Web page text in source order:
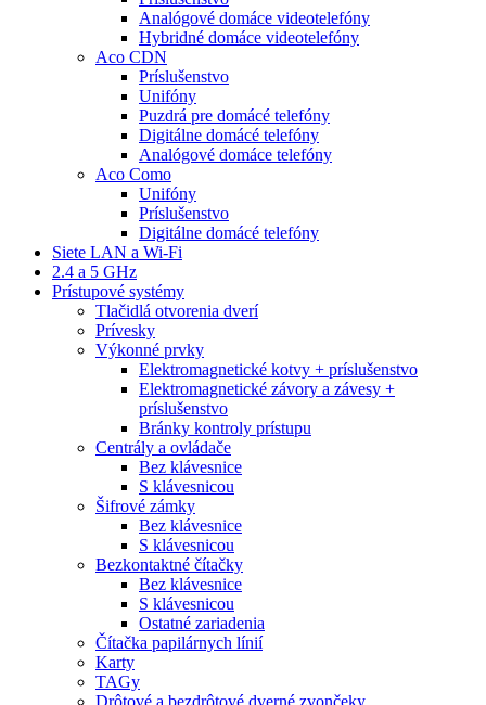
Analógové domáce videotelefóny
Hybridné domáce videotelefóny
Aco CDN
Príslušenstvo
Unifóny
Puzdrá pre domácé telefóny
Digitálne domácé telefóny
Analógové domáce telefóny
Aco Como
Unifóny
Príslušenstvo
Digitálne domácé telefóny
Siete LAN a Wi-Fi
2.4 a 5 GHz
Prístupové systémy
Tlačidlá otvorenia dverí
Prívesky
Výkonné prvky
Elektromagnetické kotvy + príslušenstvo
Elektromagnetické závory a závesy +
príslušenstvo
Bránky kontroly prístupu
Centrály a ovládače
Bez klávesnice
S klávesnicou
Šifrové zámky
Bez klávesnice
S klávesnicou
Bezkontaktné čítačky
Bez klávesnice
S klávesnicou
Ostatné zariadenia
Čítačka papilárnych línií
Karty
TAGy